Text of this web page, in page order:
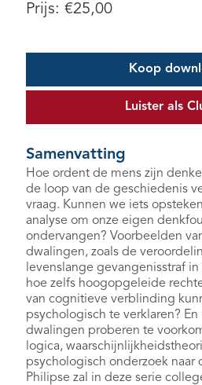
Prijs: €25,00
Koop
Luister als
Samenvatting
Hoe ordent de mens zijn
de loop van de geschiedenis
vraag. Kunnen we iets
analyse om onze eigen
ondervangen? Voorbeelden
dwalingen, zoals de
levenslange gevangenisstraf
hoe zelfs hoogopgeleide
van cognitieve verblinding
psychologisch te verklaren?
dwalingen proberen te
logica,
psychologisch onderzoek naar
Philipse zal in deze serie